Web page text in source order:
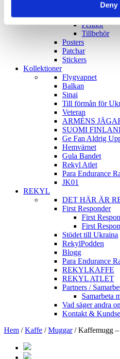
Deny
Antecknings Mtrl
Pennor
Tillbehör
Posters
Patchar
Stickers
Kollektioner
Flygvapnet
Balkan
Sinai
Till förmån för
Veteran
ARMÈNS
SUOMI
Ge Fan Aldrig
Hemvärnet
Gula Bandet
Rekyl Atlet
Para Endurance
JK01
REKYL
DET HÄR ÄR
First Responder
First
First
Stödet till Ukraina
RekylPodden
Blogg
Para Endurance
REKYLKAFFE
REKYL ATLET
Partners /
Samarbeta
Vad säger andra
Kontakt &
Hem / Kaffe / Muggar /Kaffemugg –